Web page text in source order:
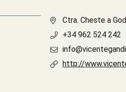
Ctra. Cheste a
+34 962 524 242
http://